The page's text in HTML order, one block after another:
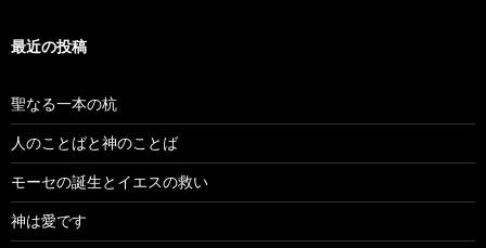
最近の投稿
聖なる一本の杭
人のことばと神のことば
モーセの誕生とイエスの救い
神は愛です